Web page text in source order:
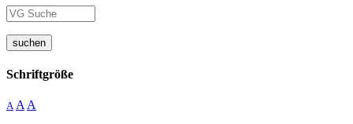
suchen
Schriftgröße
A A A